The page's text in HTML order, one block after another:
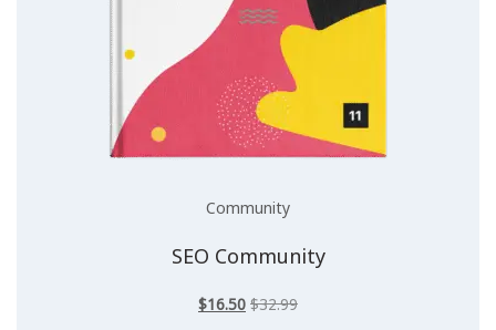
Community
SEO Community
$32.99 السعر$16.50 السعر